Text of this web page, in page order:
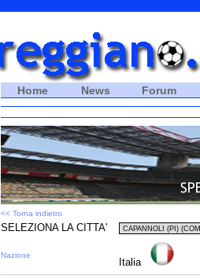
Home News Forum
<< Torna indietro
SELEZIONA LA CITTA'
Nazione
Italia